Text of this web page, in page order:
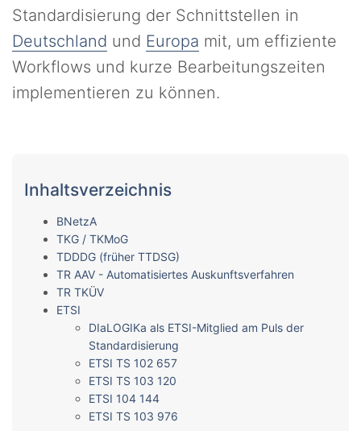
Standardisierung der Schnittstellen in
Deutschland und Europa mit, um effiziente
Workflows und kurze Bearbeitungszeiten
implementieren zu können.
Inhaltsverzeichnis
BNetzA
TKG / TKMoG
TDDDG (früher TTDSG)
TR AAV - Automatisiertes Auskunftsverfahren
TR TKÜV
ETSI
DIaLOGIKa als ETSI-Mitglied am Puls der
Standardisierung
ETSI TS 102 657
ETSI TS 103 120
ETSI 104 144
ETSI TS 103 976